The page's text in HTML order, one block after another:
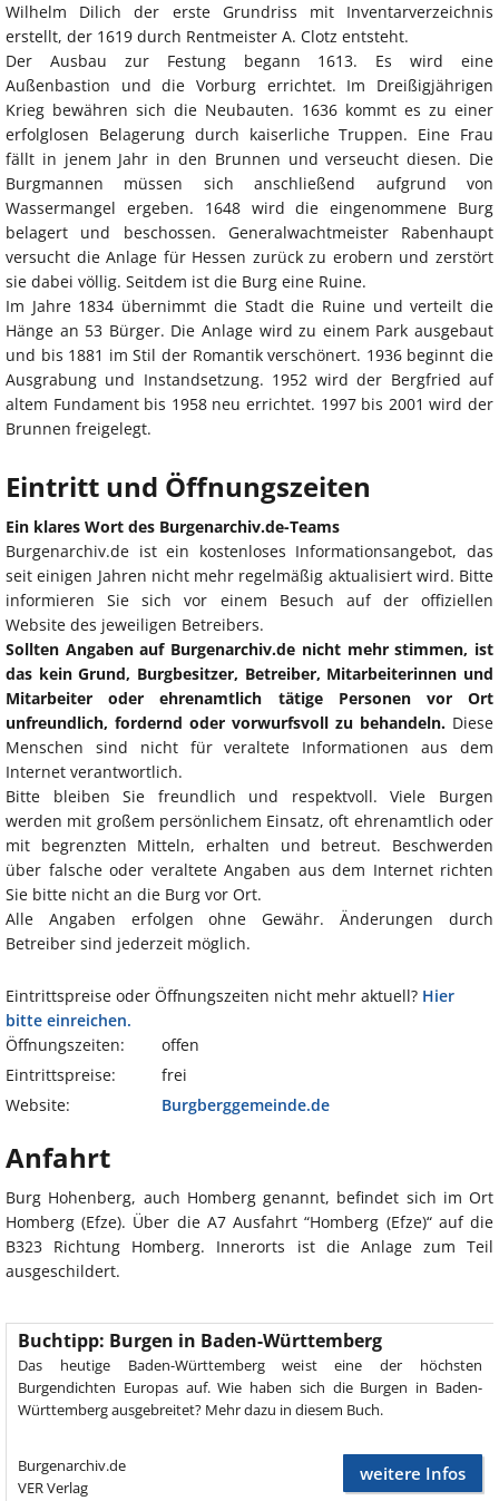
Wilhelm Dilich der erste Grundriss mit Inventarverzeichnis
erstellt, der 1619 durch Rentmeister A. Clotz entsteht.
Der Ausbau zur Festung begann 1613. Es wird eine
Außenbastion und die Vorburg errichtet. Im Dreißigjährigen
Krieg bewähren sich die Neubauten. 1636 kommt es zu einer
erfolglosen Belagerung durch kaiserliche Truppen. Eine Frau
fällt in jenem Jahr in den Brunnen und verseucht diesen. Die
Burgmannen müssen sich anschließend aufgrund von
Wassermangel ergeben. 1648 wird die eingenommene Burg
belagert und beschossen. Generalwachtmeister Rabenhaupt
versucht die Anlage für Hessen zurück zu erobern und zerstört
sie dabei völlig. Seitdem ist die Burg eine Ruine.
Im Jahre 1834 übernimmt die Stadt die Ruine und verteilt die
Hänge an 53 Bürger. Die Anlage wird zu einem Park ausgebaut
und bis 1881 im Stil der Romantik verschönert. 1936 beginnt die
Ausgrabung und Instandsetzung. 1952 wird der Bergfried auf
altem Fundament bis 1958 neu errichtet. 1997 bis 2001 wird der
Brunnen freigelegt.
Eintritt und Öffnungszeiten
Ein klares Wort des Burgenarchiv.de-Teams
Burgenarchiv.de ist ein kostenloses Informationsangebot, das
seit einigen Jahren nicht mehr regelmäßig aktualisiert wird. Bitte
informieren Sie sich vor einem Besuch auf der offiziellen
Website des jeweiligen Betreibers.
Sollten Angaben auf Burgenarchiv.de nicht mehr stimmen, ist
das kein Grund, Burgbesitzer, Betreiber, Mitarbeiterinnen und
Mitarbeiter oder ehrenamtlich tätige Personen vor Ort
unfreundlich, fordernd oder vorwurfsvoll zu behandeln. Diese
Menschen sind nicht für veraltete Informationen aus dem
Internet verantwortlich.
Bitte bleiben Sie freundlich und respektvoll. Viele Burgen
werden mit großem persönlichem Einsatz, oft ehrenamtlich oder
mit begrenzten Mitteln, erhalten und betreut. Beschwerden
über falsche oder veraltete Angaben aus dem Internet richten
Sie bitte nicht an die Burg vor Ort.
Alle Angaben erfolgen ohne Gewähr. Änderungen durch
Betreiber sind jederzeit möglich.
Eintrittspreise oder Öffnungszeiten nicht mehr aktuell? Hier
bitte einreichen.
Öffnungszeiten:
offen
Eintrittspreise:
frei
Website:
Burgberggemeinde.de
Anfahrt
Burg Hohenberg, auch Homberg genannt, befindet sich im Ort
Homberg (Efze). Über die A7 Ausfahrt “Homberg (Efze)“ auf die
B323 Richtung Homberg. Innerorts ist die Anlage zum Teil
ausgeschildert.
Buchtipp: Burgen in Baden-Württemberg
Das heutige Baden-Württemberg weist eine der höchsten
Burgendichten Europas auf. Wie haben sich die Burgen in Baden-
Württemberg ausgebreitet? Mehr dazu in diesem Buch.
Burgenarchiv.de
VER Verlag
weitere Infos